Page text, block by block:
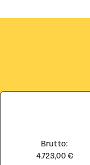
Brutto:
4.723,00 €